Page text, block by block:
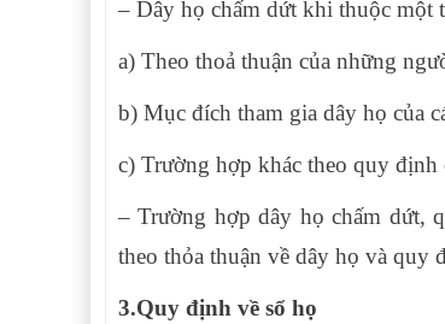
– Dây họ chấm dứt khi thuộc một
a) Theo thoả thuận của những
b) Mục đích tham gia dây họ của
c) Trường hợp khác theo quy định
– Trường hợp dây họ chấm dứt,
theo thỏa thuận về dây họ và quy
3.Quy định về sổ họ